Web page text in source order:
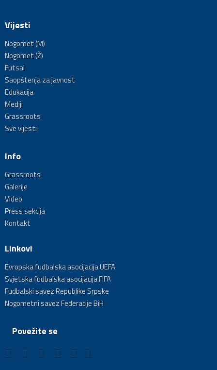
Vijesti
Nogomet (M)
Nogomet (Ž)
Futsal
Saopštenja za javnost
Edukacija
Mediji
Grassroots
Sve vijesti
Info
Grassroots
Galerije
Video
Press sekcija
Kontakt
Linkovi
Evropska fudbalska asocijacija UEFA
Svjetska fudbalska asocijacija FIFA
Fudbalski savez Republike Srpske
Nogometni savez Federacije BiH
Povežite se